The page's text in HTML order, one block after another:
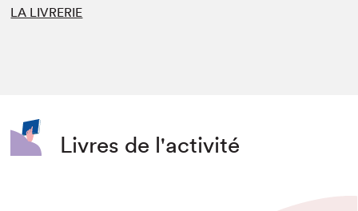
LA LIVRERIE
Livres de l'activité